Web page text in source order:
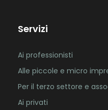
Servizi
Ai professionisti
Alle piccole e micro
Per il terzo settore e
Ai privati